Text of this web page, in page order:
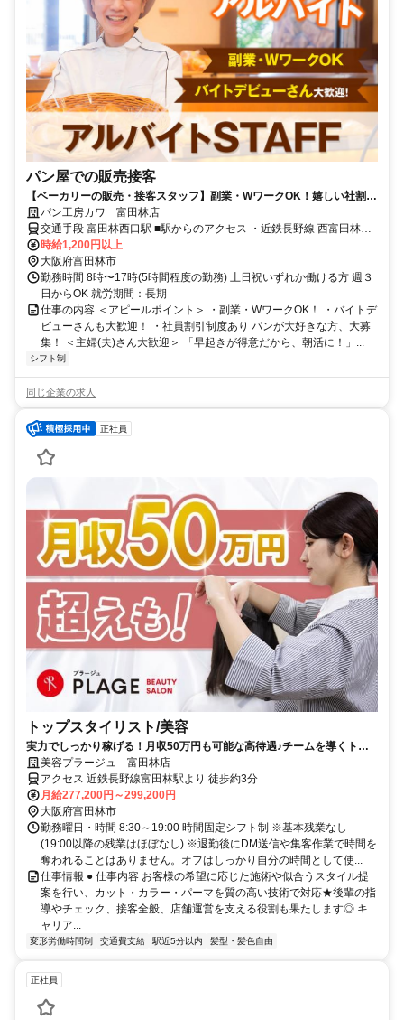
パン屋での販売接客
【ベーカリーの販売・接客スタッフ】副業・WワークOK！嬉しい社割制
度あり⭐お客様に笑顔を届けるパン屋さんで一緒に働いてみませんか✨
パン工房カワ 富田林店
交通手段 富田林西口駅 ■駅からのアクセス ・近鉄長野線 西富田林駅
から徒歩約8分 ・近鉄長野線 川西駅から徒歩約8分（508m）
時給1,200円以上
大阪府富田林市
勤務時間 8時〜17時(5時間程度の勤務) 土日祝いずれか働ける方 週３
日からOK 就労期間：長期
仕事の内容 ＜アピールポイント＞ ・副業・WワークOK！ ・バイトデ
ビューさんも大歓迎！ ・社員割引制度あり パンが大好きな方、大募
集！ ＜主婦(夫)さん大歓迎＞ 「早起きが得意だから、朝活に！」...
シフト制
同じ企業の求人
正社員
トップスタイリスト/美容
実力でしっかり稼げる！月収50万円も可能な高待遇♪チームを導くトッ
プスタイリスト！
美容プラージュ 富田林店
アクセス 近鉄長野線富田林駅より 徒歩約3分
月給277,200円～299,200円
大阪府富田林市
勤務曜日・時間 8:30～19:00 時間固定シフト制 ※基本残業なし
(19:00以降の残業はほぼなし) ※退勤後にDM送信や集客作業で時間を
奪われることはありません。オフはしっかり自分の時間として使...
仕事情報 ● 仕事内容 お客様の希望に応じた施術や似合うスタイル提
案を行い、カット・カラー・パーマを質の高い技術で対応★後輩の指
導やチェック、接客全般、店舗運営を支える役割も果たします◎ キ
ャリア...
変形労働時間制 交通費支給 駅近5分以内 髪型・髪色自由
正社員